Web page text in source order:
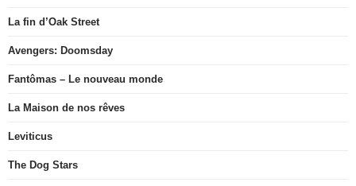
La fin d’Oak Street
Avengers: Doomsday
Fantômas – Le nouveau monde
La Maison de nos rêves
Leviticus
The Dog Stars